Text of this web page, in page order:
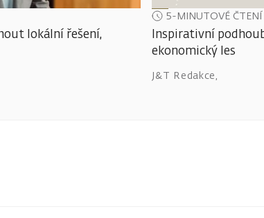
lokální řešení,
5-MINUTOVÉ ČTENÍ
Inspirativní
ekonomický les
J&T Redakce,